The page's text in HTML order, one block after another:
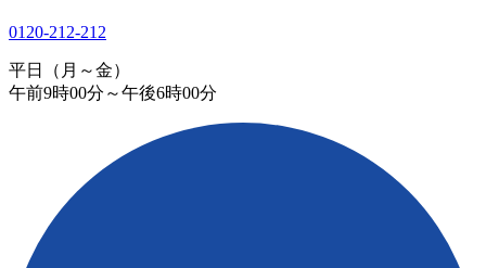
0120-212-212
平日（月～金）
午前9時00分～午後6時00分